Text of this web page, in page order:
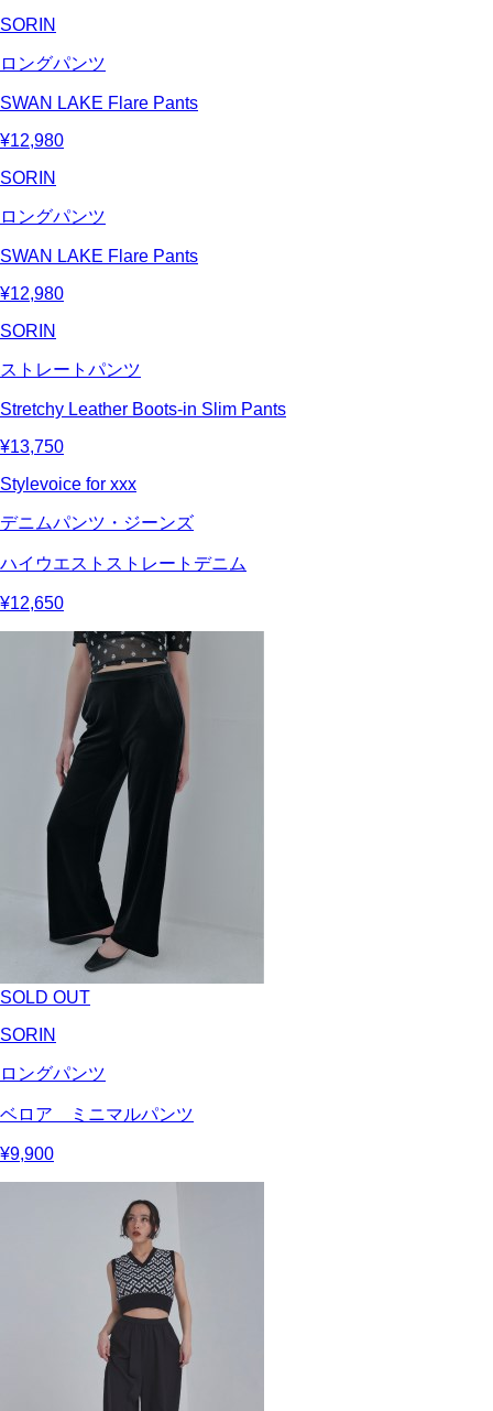
SORIN
ロングパンツ
SWAN LAKE Flare Pants
¥12,980
SORIN
ロングパンツ
SWAN LAKE Flare Pants
¥12,980
SORIN
ストレートパンツ
Stretchy Leather Boots-in Slim Pants
¥13,750
Stylevoice for xxx
デニムパンツ・ジーンズ
ハイウエストストレートデニム
¥12,650
SOLD OUT
SORIN
ロングパンツ
ベロア ミニマルパンツ
¥9,900